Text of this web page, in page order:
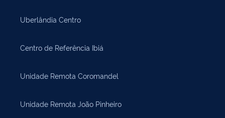
Uberlândia Centro
Centro de Referência Ibiá
Unidade Remota Coromandel
Unidade Remota João Pinheiro